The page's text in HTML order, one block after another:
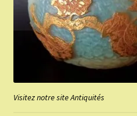
Visitez notre site Antiquités